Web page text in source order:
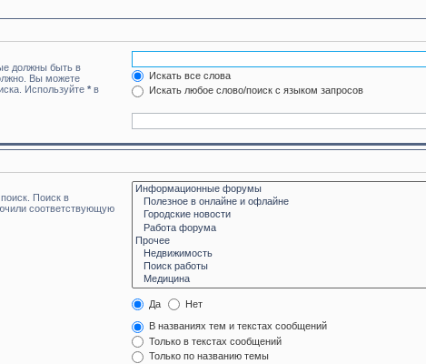
должны быть в
Вы можете
Используйте * в
Искать все слова
Искать любое слово/поиск с языком запросов
Поиск в
соответствующую
Да Нет
В названиях тем и текстах сообщений
Только в текстах сообщений
Только по названию темы